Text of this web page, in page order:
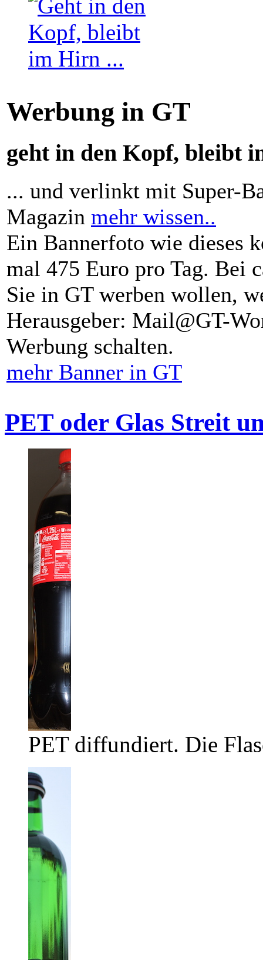
Werbung in GT
geht in den Kopf, bleibt
... und verlinkt mit Super-
Magazin mehr wissen..
Ein Bannerfoto wie dieses
mal 475 Euro pro Tag. Bei
Sie in GT werben wollen,
Herausgeber: Mail@GT-
Werbung schalten.
mehr Banner in GT
PET oder Glas Streit
PET diffundiert. Die